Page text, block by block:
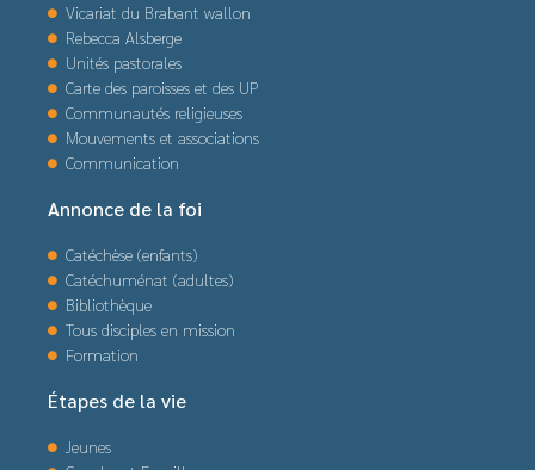
Vicariat du Brabant wallon
Rebecca Alsberge
Unités pastorales
Carte des paroisses et des UP
Communautés religieuses
Mouvements et associations
Communication
Annonce de la foi
Catéchèse (enfants)
Catéchuménat (adultes)
Bibliothèque
Tous disciples en mission
Formation
Étapes de la vie
Jeunes